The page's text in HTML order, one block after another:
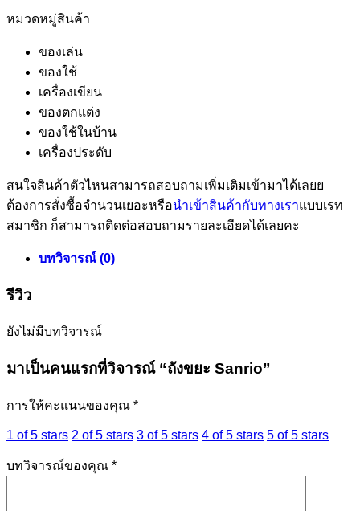
หมวดหมู่สินค้า
ของเล่น
ของใช้
เครื่องเขียน
ของตกแต่ง
ของใช้ในบ้าน
เครื่องประดับ
สนใจสินค้าตัวไหนสามารถสอบถามเพิ่มเติมเข้ามาได้เลยย
ต้องการสั่งซื้อจำนวนเยอะหรือนำเข้าสินค้ากับทางเราแบบเรท
สมาชิก ก็สามารถติดต่อสอบถามรายละเอียดได้เลยคะ
บทวิจารณ์ (0)
รีวิว
ยังไม่มีบทวิจารณ์
มาเป็นคนแรกที่วิจารณ์ “ถังขยะ Sanrio”
การให้คะแนนของคุณ *
1 of 5 stars 2 of 5 stars 3 of 5 stars 4 of 5 stars 5 of 5 stars
บทวิจารณ์ของคุณ *